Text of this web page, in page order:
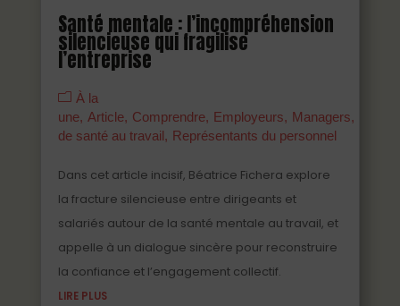
Santé mentale : l’incompréhension
silencieuse qui fragilise
l’entreprise
À la
une Article Comprendre Employeurs Managers
de santé au travail
Représentants du personnel
Dans cet article incisif, Béatrice Fichera explore
la fracture silencieuse entre dirigeants et
salariés autour de la santé mentale au travail, et
appelle à un dialogue sincère pour reconstruire
la confiance et l’engagement collectif.
LIRE PLUS